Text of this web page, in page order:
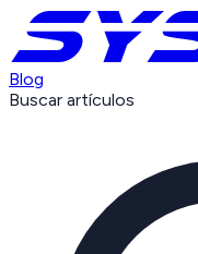
Blog
Buscar artículos